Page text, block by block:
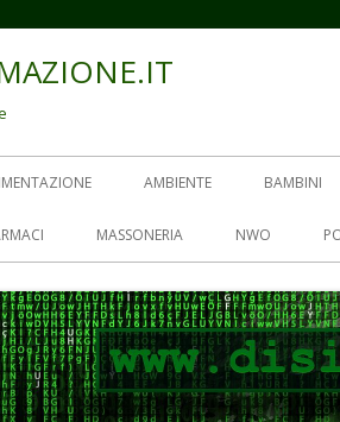
AMBIENTE BAMBINI
MASSONERIA NWO